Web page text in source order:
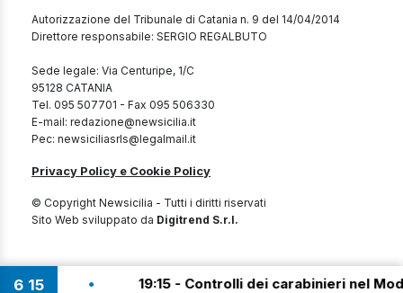
Autorizzazione del Tribunale di Catania n. 9 del 14/04/2014
Direttore responsabile: SERGIO REGALBUTO
Sede legale: Via Centuripe, 1/C
95128 CATANIA
Tel. 095 507701 - Fax 095 506330
E-mail: redazione@newsicilia.it
Pec: newsiciliasrls@legalmail.it
Privacy Policy e Cookie Policy
© Copyright Newsicilia - Tutti i diritti riservati
Sito Web sviluppato da Digitrend S.r.l.
6 15 19:15 - Controlli dei carabinieri nel